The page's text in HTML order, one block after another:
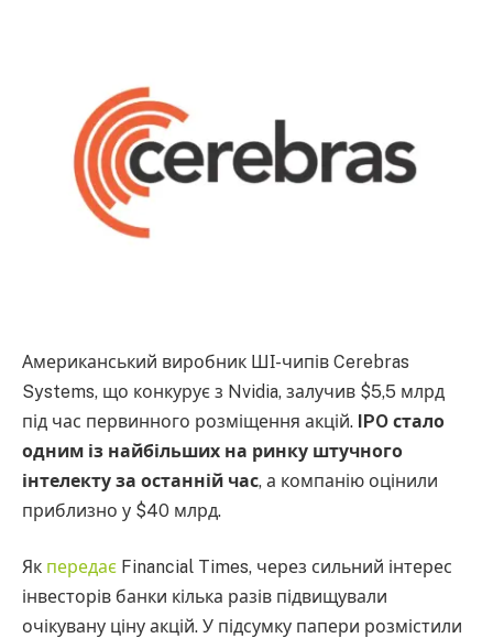
Американський виробник ШІ-чипів Cerebras
Systems, що конкурує з Nvidia, залучив $5,5 млрд
під час первинного розміщення акцій. IPO стало
одним із найбільших на ринку штучного
інтелекту за останній час, а компанію оцінили
приблизно у $40 млрд.
Як передає Financial Times, через сильний інтерес
інвесторів банки кілька разів підвищували
очікувану ціну акцій. У підсумку папери розмістили